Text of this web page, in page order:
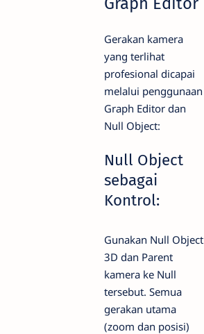
Gerakan kamera
yang terlihat
profesional dicapai
melalui penggunaan
Graph Editor dan
Null Object:
Null Object
sebagai
Kontrol:
Gunakan Null Object
3D dan Parent
kamera ke Null
tersebut. Semua
gerakan utama
(zoom dan posisi)